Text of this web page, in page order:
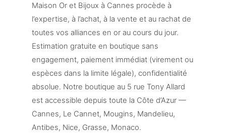
Maison Or et Bijoux à Cannes procède à
l’expertise, à l’achat, à la vente et au rachat de
toutes vos alliances en or au cours du jour.
Estimation gratuite en boutique sans
engagement, paiement immédiat (virement ou
espèces dans la limite légale), confidentialité
absolue. Notre boutique au 5 rue Tony Allard
est accessible depuis toute la Côte d’Azur —
Cannes, Le Cannet, Mougins, Mandelieu,
Antibes, Nice, Grasse, Monaco.